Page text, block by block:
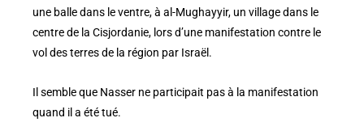
une balle dans le ventre, à al-Mughayyir, un village dans le
centre de la Cisjordanie, lors d’une manifestation contre le
vol des terres de la région par Israël.
Il semble que Nasser ne participait pas à la manifestation
quand il a été tué.